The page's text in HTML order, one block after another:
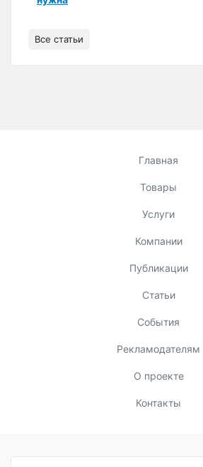
Все статьи
Главная
Товары
Услуги
Компании
Публикации
Статьи
События
Рекламодателям
О проекте
Контакты